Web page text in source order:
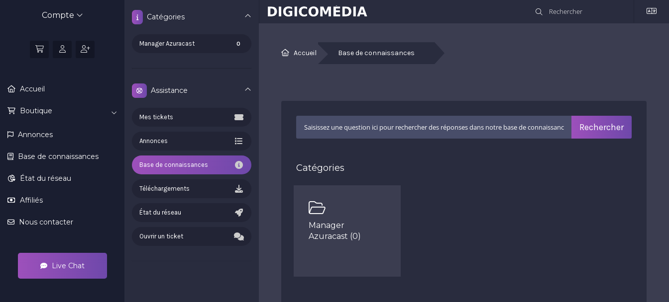
Compte
Accueil
Boutique
Annonces
Base de connaissances
État du réseau
Affiliés
Nous contacter
Live Chat
Catégories
0
Manager Azuracast
Assistance
Mes tickets
Annonces
Base de connaissances
Téléchargements
État du réseau
Ouvrir un ticket
Accueil Base de connaissances
Catégories
Manager
Azuracast (0)